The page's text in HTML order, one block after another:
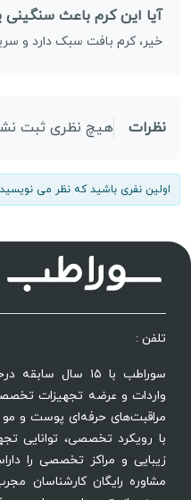
آیا این کرم باعث
خیر، کرم بافت سبک دارد و
نظرات هیچ نظری ثبت
اولین نفری باشید که نظر می نویسید
تلفن :
سوراطب با ۱۵ سال
واردات و عرضه تجهیزات
مراقبت‌های حرفه‌ای پوست و
با رویکرد تخصصی، توانایی
زیبایی و مراکز تخصصی را
مشاوره رایگان کارشناسان